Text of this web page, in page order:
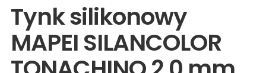
Tynk silikonowy
MAPEI SILANCOLOR